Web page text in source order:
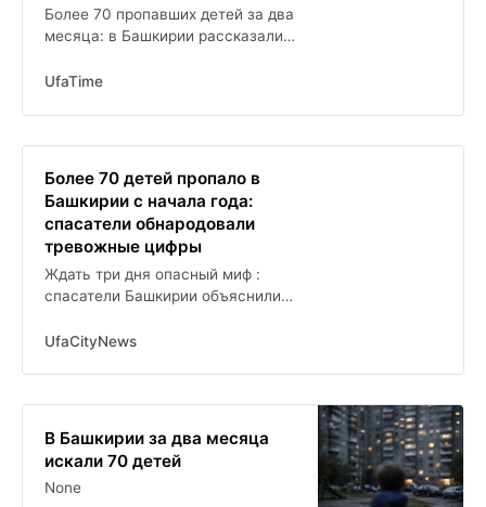
Более 70 пропавших детей за два
месяца: в Башкирии рассказали,
ребятишки
UfaTime
Более 70 детей пропало в
Башкирии с начала года:
спасатели обнародовали
тревожные цифры
Ждать три дня опасный миф :
спасатели Башкирии объяснили,
ребенка
UfaCityNews
В Башкирии за два месяца
искали 70 детей
None